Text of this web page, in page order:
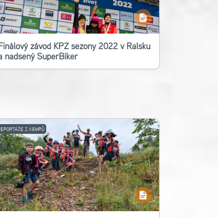
závod KPŽ sezony 2022 v Ralsku
nadšený SuperBiker
Z KEMPŮ